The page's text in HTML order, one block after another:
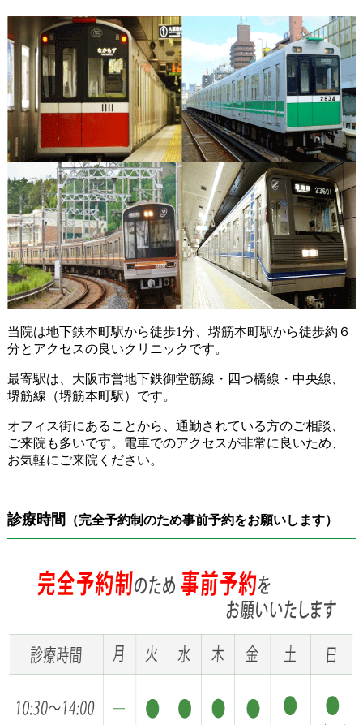
当院は地下鉄本町駅から徒歩1分、堺筋本町駅から徒歩約６
分とアクセスの良いクリニックです。
最寄駅は、大阪市営地下鉄御堂筋線・四つ橋線・中央線、
堺筋線（堺筋本町駅）です。
オフィス街にあることから、通勤されている方のご相談、
ご来院も多いです。電車でのアクセスが非常に良いため、
お気軽にご来院ください。
診療時間 （完全予約制のため事前予約をお願いします）